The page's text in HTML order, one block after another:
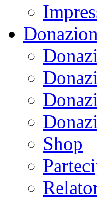
Shop